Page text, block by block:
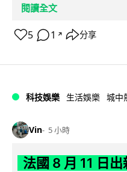
閱讀全文
5 1 ↗ 分享
科技娛樂 生活娛樂 城中
Vin 5 小時
法國 8 月 11 日